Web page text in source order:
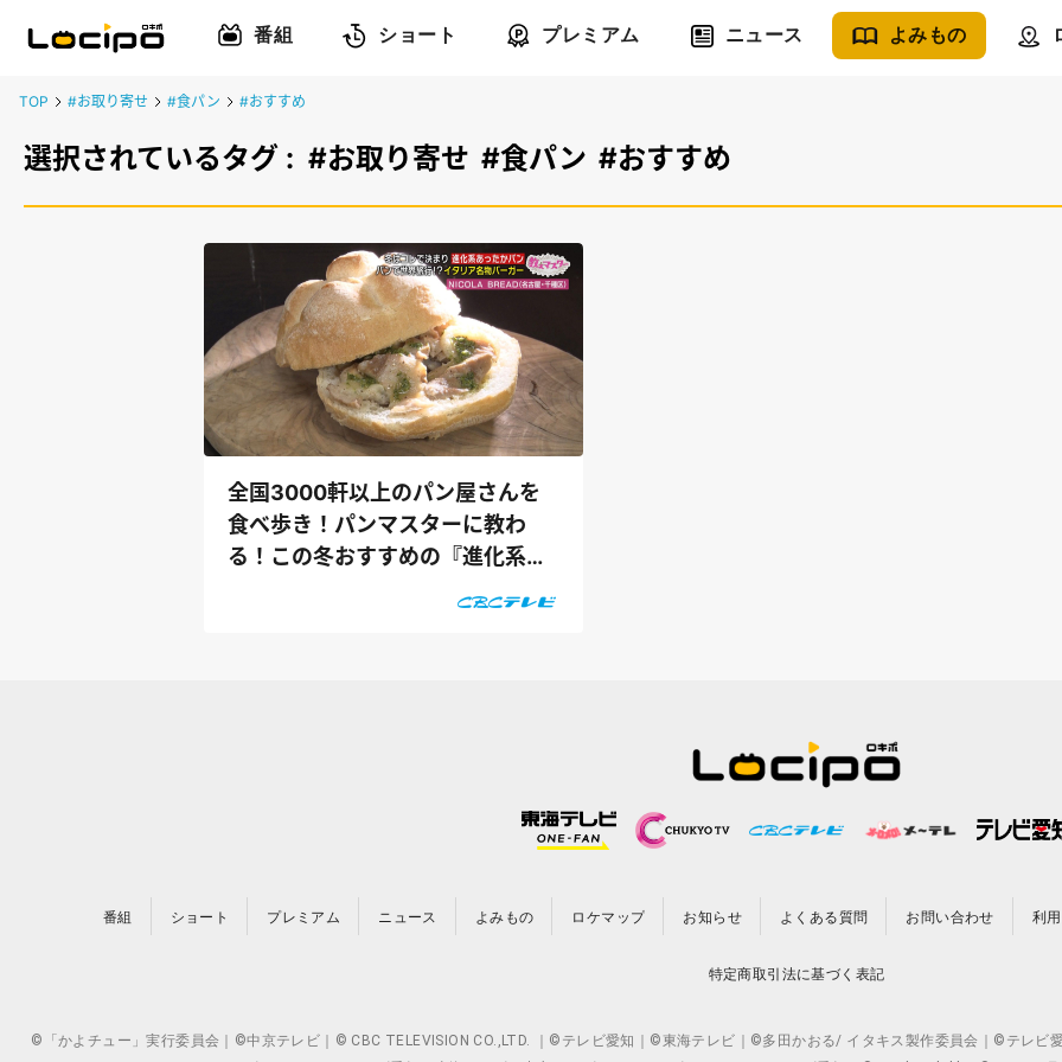
番組 ショート プレミアム ニュース よみもの
TOP #お取り寄せ #食パン #おすすめ
選択されているタグ : #お取り寄せ #食パン #おすすめ
全国3000軒以上のパン屋さんを
食べ歩き！パンマスターに教わ
る！この冬おすすめの『進化系あ
番組 ショート プレミアム ニュース よみもの ロケマップ お知らせ よくある質問 お問い合わせ 利
特定商取引法に基づく表記
©「かよチュー」実行委員会｜©中京テレビ｜© CBC TELEVISION CO.,LTD. ｜©テレビ愛知｜©東海テレビ｜©多田かおる/ イタキス製作委員会｜©テレビ